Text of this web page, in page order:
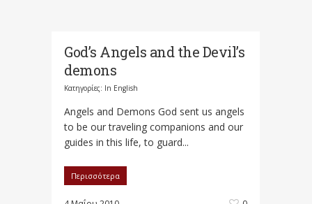
God’s Angels and the Devil’s
demons
Κατηγορίες: In English
Angels and Demons God sent us angels
to be our traveling companions and our
guides in this life, to guard...
Περισσότερα